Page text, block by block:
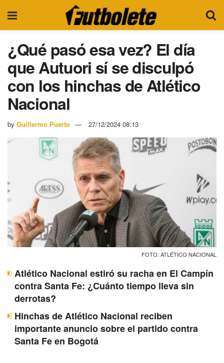
¿Qué pasó esa vez? El día
que Autuori sí se disculpó
con los hinchas de Atlético
Nacional
by Guillermo Puerto 27/12/2024 08:13
FOTO: ATLÉTICO NACIONAL
Atlético Nacional estiró su racha en El Campín
contra Santa Fe: ¿Cuánto tiempo lleva sin
derrotas?
Hinchas de Atlético Nacional reciben
importante anuncio sobre el partido contra
Santa Fe en Bogotá